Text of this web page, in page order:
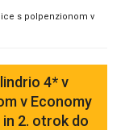
s polpenzionom v
4* v
v Economy
in 2. otrok do